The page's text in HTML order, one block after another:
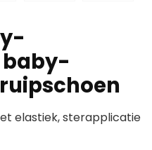
baby-
elastiek, sterapplicatie